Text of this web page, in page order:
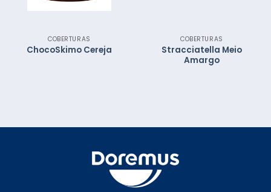
COBERTURAS
ChocoSkimo Cereja
COBERTURAS
Stracciatella Meio
Amargo